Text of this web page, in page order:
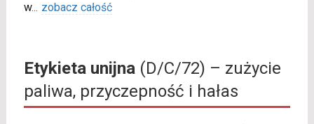
w... zobacz całość
Etykieta unijna(D/C/72) – zużycie
paliwa, przyczepność i hałas